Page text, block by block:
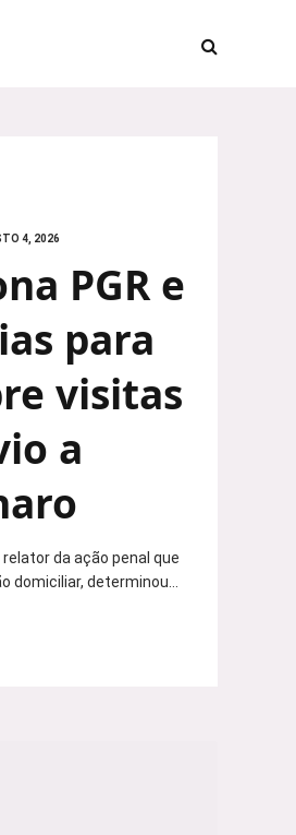
4, 2026
PGR e
para
visitas
a
da ação penal que
domiciliar, determinou…